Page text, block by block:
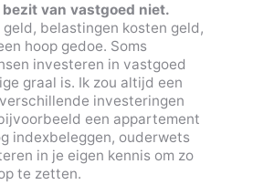
bezit van vastgoed niet.
belastingen kosten geld,
hoop gedoe. Soms
investeren in vastgoed
graal is. Ik zou altijd een
investeringen
een appartement
indexbeleggen, ouderwets
in je eigen kennis om zo
te zetten.